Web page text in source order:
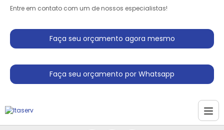
Entre em contato com um de nossos especialistas!
Faça seu orçamento agora mesmo
Faça seu orçamento por Whatsapp